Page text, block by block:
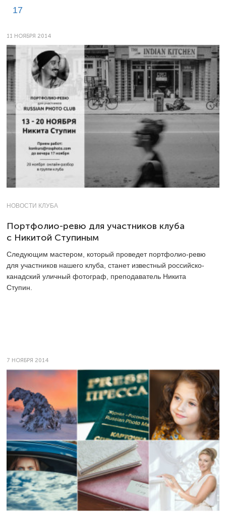
17
11 НОЯБРЯ 2014
НОВОСТИ КЛУБА
Портфолио-ревю для участников клуба
с Никитой Ступиным
Следующим мастером, который проведет портфолио-ревю
для участников нашего клуба, станет известный российско-
канадский уличный фотограф, преподаватель Никита
Ступин.
7 НОЯБРЯ 2014